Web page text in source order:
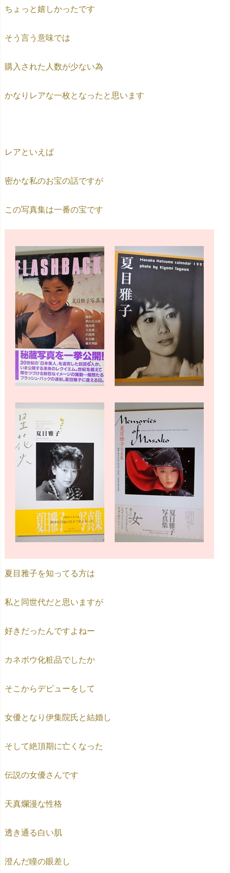
ちょっと嬉しかったです
そう言う意味では
購入された人数が少ない為
かなりレアな一枚となったと思います
レアといえば
密かな私のお宝の話ですが
この写真集は一番の宝です
夏目雅子を知ってる方は
私と同世代だと思いますが
好きだったんですよねー
カネボウ化粧品でしたか
そこからデビューをして
女優となり伊集院氏と結婚し
そして絶頂期に亡くなった
伝説の女優さんです
天真爛漫な性格
透き通る白い肌
澄んだ瞳の眼差し